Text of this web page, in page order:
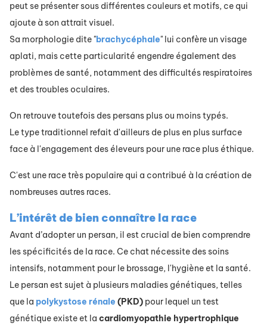
peut se présenter sous différentes couleurs et motifs, ce qui
ajoute à son attrait visuel.
Sa morphologie dite "brachycéphale" lui confère un visage
aplati, mais cette particularité engendre également des
problèmes de santé, notamment des difficultés respiratoires
et des troubles oculaires.
On retrouve toutefois des persans plus ou moins typés.
Le type traditionnel refait d'ailleurs de plus en plus surface
face à l'engagement des éleveurs pour une race plus éthique.
C'est une race très populaire qui a contribué à la création de
nombreuses autres races.
L’intérêt de bien connaître la race
Avant d’adopter un persan, il est crucial de bien comprendre
les spécificités de la race. Ce chat nécessite des soins
intensifs, notamment pour le brossage, l'hygiène et la santé.
Le persan est sujet à plusieurs maladies génétiques, telles
que la polykystose rénale (PKD) pour lequel un test
génétique existe et la cardiomyopathie hypertrophique